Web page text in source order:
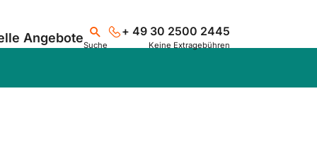
AngeboteSuche
+ 49 30 2500 2445
Keine Extragebühren